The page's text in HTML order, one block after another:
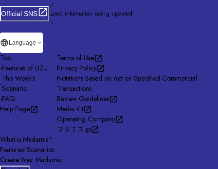
Official SNS
／
Latest information being updated!
＼
Language
Top
-Features of UZU
-
This Week's
Scenario
-FAQ
Help Page
Terms of Use
Privacy Policy
Notations Based on Act on Specified Commercial
Transactions
Review Guidelines
Media Kit
Operating Company
マダミス.jp
What is Madamis?
Featured Scenarios
Create Your Madamis